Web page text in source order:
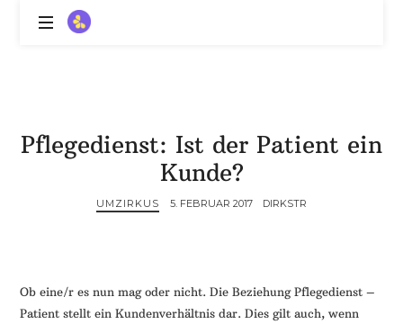
ZitronenBitter
mit
Lebenslimitierung
dein
Mut
Pflegedienst: Ist der Patient ein
Kunde?
UMZIRKUS 5. FEBRUAR 2017 DIRKSTR
Ob eine/r es nun mag oder nicht. Die Beziehung Pflegedienst –
Patient stellt ein Kundenverhältnis dar. Dies gilt auch, wenn